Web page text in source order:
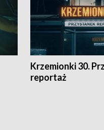
Krzemionki 30.
reportaż